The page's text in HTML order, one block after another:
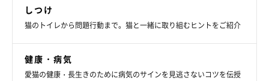
@ochamarusan0126
の隙間に前足を入れていました。猫のこの行動から、どのような
心理が読み取れるのでしょうか。
しつけ
猫のトイレから問題行動まで。猫と一緒に取り組むヒントをご紹介
健康・病気
愛猫の健康・長生きのために病気のサインを見逃さないコツを伝授